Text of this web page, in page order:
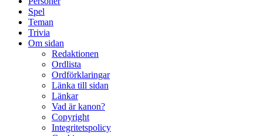
Spel
Teman
Trivia
Om sidan
Redaktionen
Ordlista
Ordförklaringar
Länka till sidan
Länkar
Vad är kanon?
Copyright
Integritetspolicy